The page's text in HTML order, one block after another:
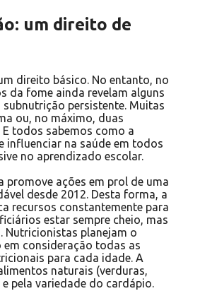
um direito de
direito básico. No entanto, no
da fome ainda revelam alguns
persistente. Muitas
ou, no máximo, duas
todos sabemos como a
influenciar na saúde em todos
no aprendizado escolar.
promove ações em prol de uma
desde 2012. Desta forma, a
recursos constantemente para
estar sempre cheio, mas
Nutricionistas planejam o
em consideração todas as
para cada idade. A
naturais (verduras,
pela variedade do cardápio.